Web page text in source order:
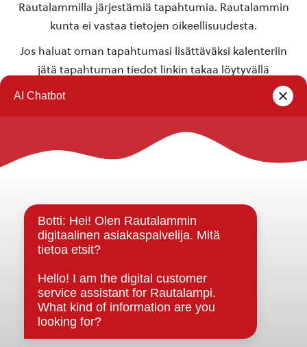
Rautalammilla järjestämiä tapahtumia. Rautalammin
kunta ei vastaa tietojen oikeellisuudesta.
Jos haluat oman tapahtumasi lisättäväksi kalenteriin
jätä tapahtuman tiedot linkin takaa löytyvällä
Rautalammin kunta
Strategiat, ohjelmat, ohjeet, suunnitelmat, säännöt ja
sopimukset
Asiakirjajulkisuuskuvaus
Evästeet
Saavutettavuusseloste
Tietosuoja
Tietosuojaselosteet